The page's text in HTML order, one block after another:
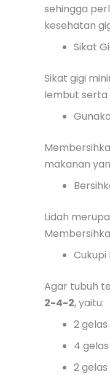
sehingga
kesehatan
Sikat
Sikat gigi
lembut serta
makanan
Lidah
Agar tubuh
2-4-2, yaitu:
2
4
2